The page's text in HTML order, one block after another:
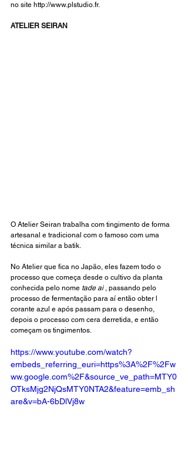
no site http://www.plstudio.fr.
ATELIER SEIRAN
O Atelier Seiran trabalha com tingimento de forma
artesanal e tradicional com o famoso com uma
técnica similar a batik.
No Atelier que fica no Japão, eles fazem todo o
processo que começa desde o cultivo da planta
conhecida pelo nome tade ai , passando pelo
processo de fermentação para aí então obter l
corante azul e após passam para o desenho,
depois o processo com cera derretida, e então
começam os tingimentos.
https://www.youtube.com/watch?
embeds_referring_euri=https%3A%2F%2Fw
ww.google.com%2F&source_ve_path=MTY0
OTksMjg2NjQsMTY0NTA2&feature=emb_sh
are&v=bA-6bDlVj8w